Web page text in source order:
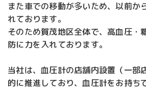
また車での移動が多いため、以前か
れております。
そのため賀茂地区全体で、高血圧・
防に力を入れております。
当社は、血圧計の店舗内設置（一部
的に推進しており、血圧計をお持ち